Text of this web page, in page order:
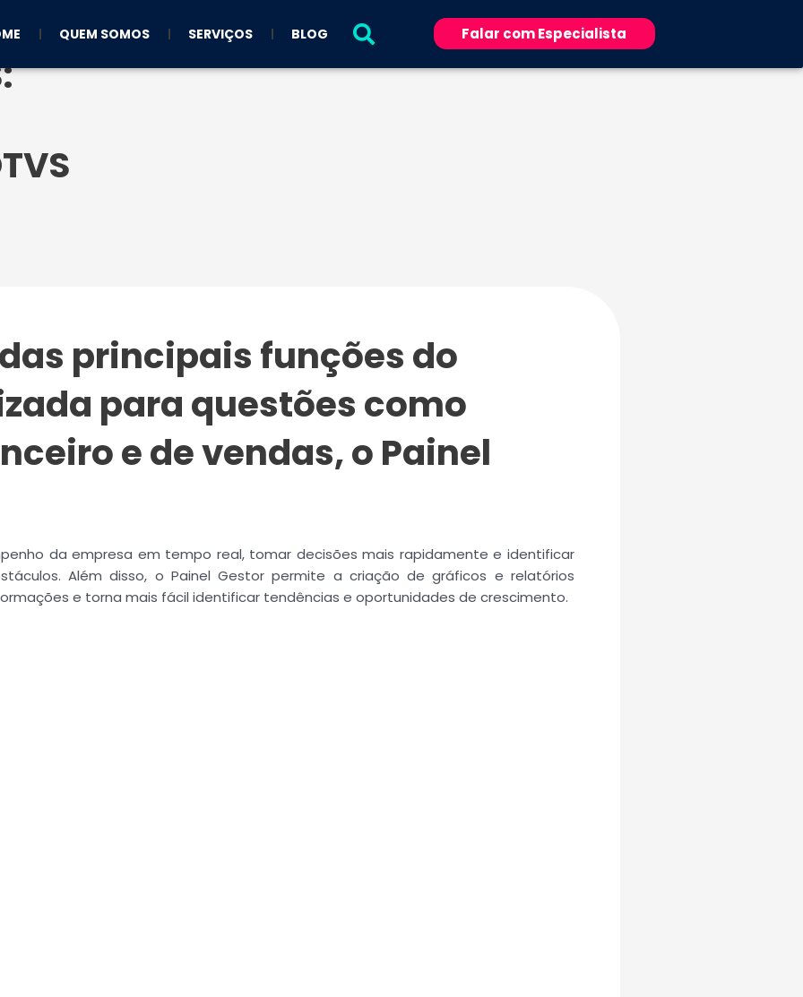
QUEM SOMOS SERVIÇOS BLOG Falar com Especialista
principais funções do
para questões como
e de vendas, o Painel
da empresa em tempo real, tomar decisões mais rapidamente e identificar
Além disso, o Painel Gestor permite a criação de gráficos e relatórios
e torna mais fácil identificar tendências e oportunidades de crescimento.